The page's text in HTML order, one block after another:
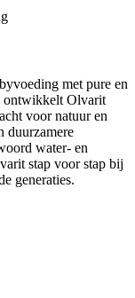
met pure en
ontwikkelt Olvarit
voor natuur en
duurzamere
water- en
stap voor stap bij
generaties.